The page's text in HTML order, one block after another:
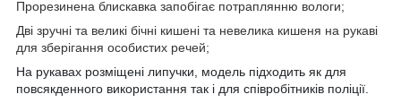
Прорезинена блискавка запобігає потраплянню вологи;
Дві зручні та великі бічні кишені та невелика кишеня на рукаві
для зберігання особистих речей;
На рукавах розміщені липучки, модель підходить як для
повсякденного використання так і для співробітників поліції.